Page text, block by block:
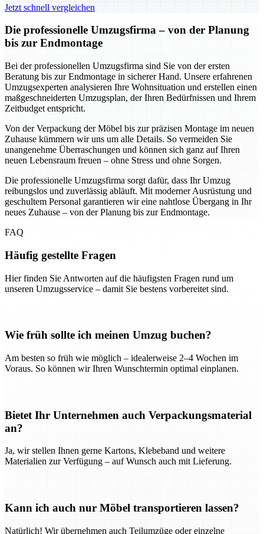
Jetzt schnell vergleichen
Die professionelle Umzugsfirma – von der Planung
bis zur Endmontage
Bei der professionellen Umzugsfirma sind Sie von der ersten
Beratung bis zur Endmontage in sicherer Hand. Unsere erfahrenen
Umzugsexperten analysieren Ihre Wohnsituation und erstellen einen
maßgeschneiderten Umzugsplan, der Ihren Bedürfnissen und Ihrem
Zeitbudget entspricht.
Von der Verpackung der Möbel bis zur präzisen Montage im neuen
Zuhause kümmern wir uns um alle Details. So vermeiden Sie
unangenehme Überraschungen und können sich ganz auf Ihren
neuen Lebensraum freuen – ohne Stress und ohne Sorgen.
Die professionelle Umzugsfirma sorgt dafür, dass Ihr Umzug
reibungslos und zuverlässig abläuft. Mit moderner Ausrüstung und
geschultem Personal garantieren wir eine nahtlose Übergang in Ihr
neues Zuhause – von der Planung bis zur Endmontage.
FAQ
Häufig gestellte Fragen
Hier finden Sie Antworten auf die häufigsten Fragen rund um
unseren Umzugsservice – damit Sie bestens vorbereitet sind.
Wie früh sollte ich meinen Umzug buchen?
Am besten so früh wie möglich – idealerweise 2–4 Wochen im
Voraus. So können wir Ihren Wunschtermin optimal einplanen.
Bietet Ihr Unternehmen auch Verpackungsmaterial
an?
Ja, wir stellen Ihnen gerne Kartons, Klebeband und weitere
Materialien zur Verfügung – auf Wunsch auch mit Lieferung.
Kann ich auch nur Möbel transportieren lassen?
Natürlich! Wir übernehmen auch Teilumzüge oder einzelne